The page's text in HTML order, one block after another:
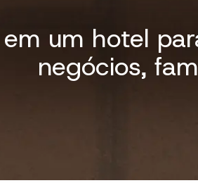
em um hotel
negócios,